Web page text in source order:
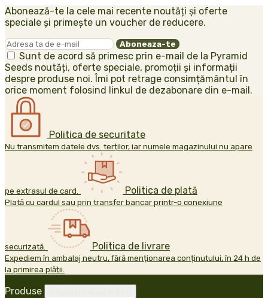
Abonează-te la cele mai recente noutăți și oferte
speciale și primește un voucher de reducere.
Sunt de acord să primesc prin e-mail de la Pyramid
Seeds noutăți, oferte speciale, promoții și informații
despre produse noi. Îmi pot retrage consimțământul în
orice moment folosind linkul de dezabonare din e-mail.
Politica de securitate
Nu transmitem datele dvs. terților, iar numele magazinului nu apare
pe extrasul de card. Politica de plată
Plată cu cardul sau prin transfer bancar printr-o conexiune
securizată. Politica de livrare
Expediem în ambalaj neutru, fără menționarea conținutului, în 24 h de
la primirea plății.
Produse